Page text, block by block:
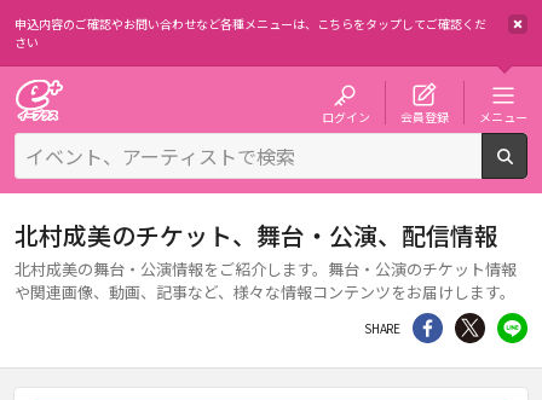
申込内容のご確認やお問い合わせなど各種メニューは、 こちらをタップしてご確認くだ
さい
ログイン 会員登録 メニュー
北村成美のチケット、舞台・公演、配信情報
北村成美の舞台・公演情報をご紹介します。舞台・公演のチケット情報
や関連画像、動画、記事など、様々な情報コンテンツをお届けします。
SHARE シェア Twitter